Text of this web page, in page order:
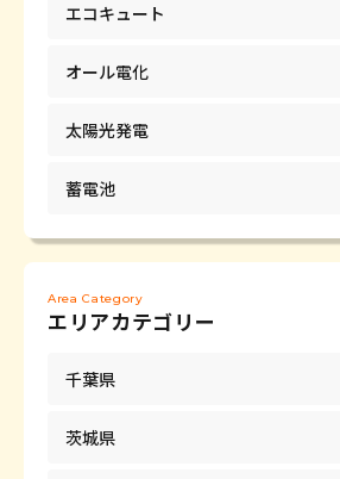
エコキュート
オール電化
太陽光発電
蓄電池
Area Category
エリアカテゴリー
千葉県
茨城県